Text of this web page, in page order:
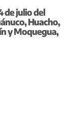
de julio del
Huacho,
y Moquegua,